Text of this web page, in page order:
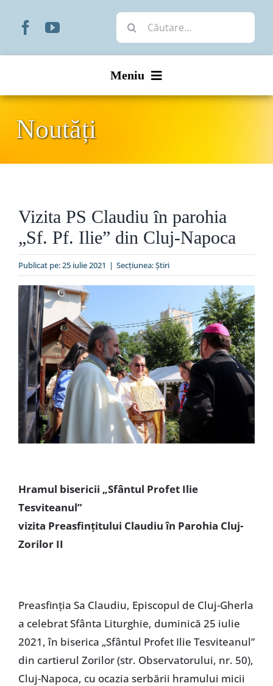
Cautare...
Meniu
Organizare
Liturgic
Special
Noutăți
Vizita PS Claudiu în parohia
„Sf. Pf. Ilie” din Cluj-Napoca
Publicat pe: 25 iulie 2021 | Secțiunea:Ştiri
Hramul bisericii „Sfântul Profet Ilie
Tesviteanul”
vizita Preasfințitului Claudiu în Parohia Cluj-
Zorilor II
Preasfinția Sa Claudiu, Episcopul de Cluj-Gherla
a celebrat Sfânta Liturghie, duminică 25 iulie
2021, în biserica „Sfântul Profet Ilie Tesviteanul”
din cartierul Zorilor (str. Observatorului, nr. 50),
Cluj-Napoca, cu ocazia serbării hramului micii